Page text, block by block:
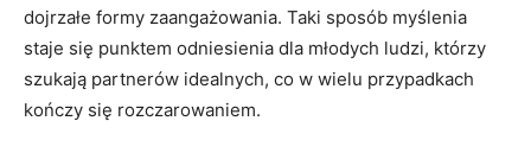
dojrzałe formy zaangażowania. Taki sposób myślenia
staje się punktem odniesienia dla młodych ludzi, którzy
szukają partnerów idealnych, co w wielu przypadkach
kończy się rozczarowaniem.